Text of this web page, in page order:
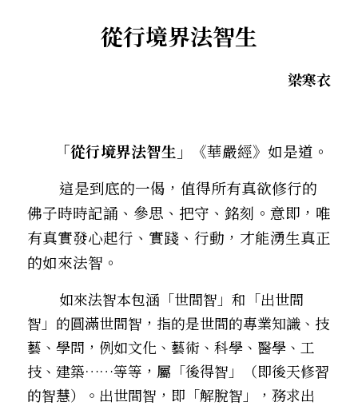
．聽聽，隔山的道人！
從行境界法智生
梁寒衣
       「從行境界法智生」
《華嚴經》如是道。
佛子時時記誦、參思、把守、銘刻。意即，唯
有真實發心起行、實踐、行動，才能湧生真正
的如來法智。
智」的圓滿――世間智，指的是世間的專業知識、技
藝、學問，例如文化、藝術、科學、醫學、工
技、建築……等等，屬「後得智」（即後天修習
的智慧）。出世間智，即「解脫智」，務求出